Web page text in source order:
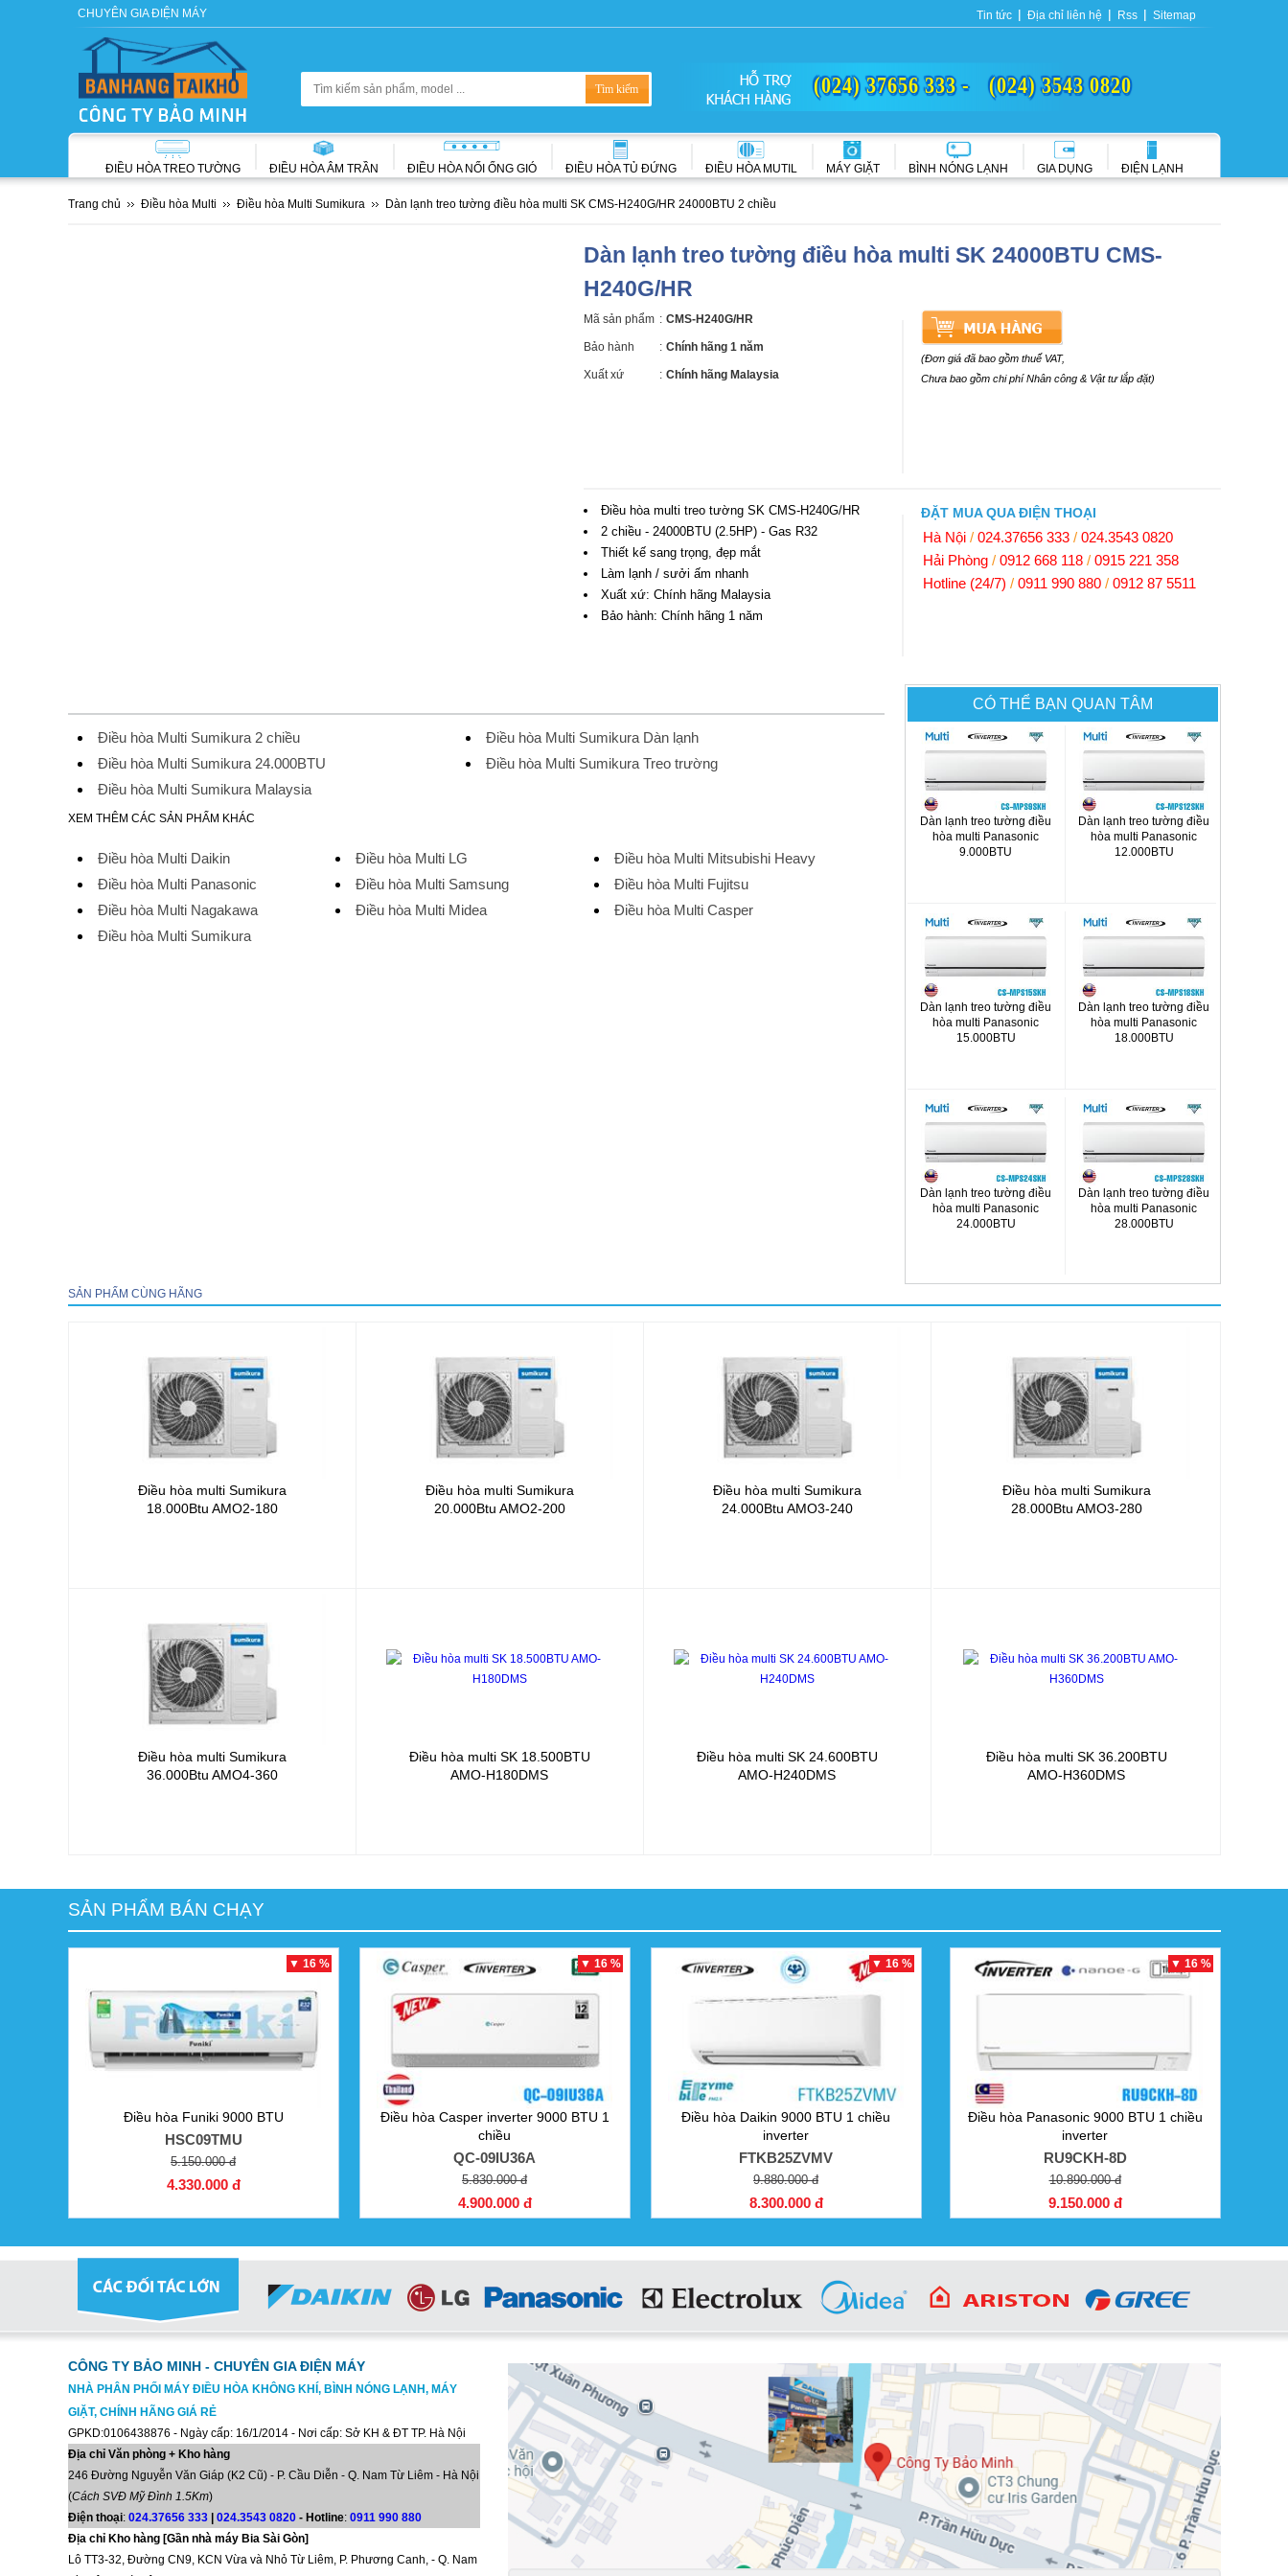
CHUYÊN GIA ĐIỆN MÁY Tin tức Địa chỉ liên hệ Rss Sitemap
(024) 37656 333 - (024) 3543 0820
ĐIỀU HÒA TREO TƯỜNG ĐIỀU HÒA ÂM TRẦN ĐIỀU HÒA NỐI ỐNG GIÓ ĐIỀU HÒA TỦ ĐỨNG ĐIỀU HÒA MUTIL MÁY GIẶT BÌNH NÓNG LẠNH GIA DỤNG ĐIỆN LẠNH
Trang chủ Điều hòa Multi Điều hòa Multi Sumikura Dàn lạnh treo tường điều hòa multi SK CMS-H240G/HR 24000BTU 2 chiều
Dàn lạnh treo tường điều hòa multi SK 24000BTU CMS-
H240G/HR
Mã sản phẩm : CMS-H240G/HR
Bảo hành : Chính hãng 1 năm
Xuất xứ : Chính hãng Malaysia
(Đơn giá đã bao gồm thuế VAT,
Chưa bao gồm chi phí Nhân công & Vật tư lắp đặt)
Điều hòa multi treo tường SK CMS-H240G/HR
2 chiều - 24000BTU (2.5HP) - Gas R32
Thiết kế sang trọng, đẹp mắt
Làm lạnh / sưởi ấm nhanh
Xuất xứ: Chính hãng Malaysia
Bảo hành: Chính hãng 1 năm
ĐẶT MUA QUA ĐIỆN THOẠI
Hà Nội / 024.37656 333 / 024.3543 0820
Hải Phòng / 0912 668 118 / 0915 221 358
Hotline (24/7) / 0911 990 880 / 0912 87 5511
Điều hòa Multi Sumikura 2 chiều
Điều hòa Multi Sumikura Dàn lạnh
Điều hòa Multi Sumikura 24.000BTU
Điều hòa Multi Sumikura Treo trường
Điều hòa Multi Sumikura Malaysia
XEM THÊM CÁC SẢN PHẨM KHÁC
Điều hòa Multi Daikin Điều hòa Multi LG
Điều hòa Multi Mitsubishi Heavy
Điều hòa Multi Panasonic
Điều hòa Multi Samsung
Điều hòa Multi Fujitsu
Điều hòa Multi Nagakawa
Điều hòa Multi Midea
Điều hòa Multi Casper
Điều hòa Multi Sumikura
CÓ THỂ BẠN QUAN TÂM
Dàn lạnh treo tường điều
hòa multi Panasonic
9.000BTU
Dàn lạnh treo tường điều
hòa multi Panasonic
12.000BTU
Dàn lạnh treo tường điều
hòa multi Panasonic
15.000BTU
Dàn lạnh treo tường điều
hòa multi Panasonic
18.000BTU
Dàn lạnh treo tường điều
hòa multi Panasonic
24.000BTU
Dàn lạnh treo tường điều
hòa multi Panasonic
28.000BTU
SẢN PHẨM CÙNG HÃNG
Điều hòa multi Sumikura
18.000Btu AMO2-180
Điều hòa multi Sumikura
20.000Btu AMO2-200
Điều hòa multi Sumikura
24.000Btu AMO3-240
Điều hòa multi Sumikura
28.000Btu AMO3-280
Điều hòa multi Sumikura
36.000Btu AMO4-360
Điều hòa multi SK 18.500BTU
AMO-H180DMS
Điều hòa multi SK 24.600BTU
AMO-H240DMS
Điều hòa multi SK 36.200BTU
AMO-H360DMS
SẢN PHẨM BÁN CHẠY
▼ 16 %
Điều hòa Funiki 9000 BTU
HSC09TMU
5.150.000 đ
4.330.000 đ
▼ 16 %
Điều hòa Casper inverter 9000 BTU 1
chiều
QC-09IU36A
5.830.000 đ
4.900.000 đ
▼ 16 %
Điều hòa Daikin 9000 BTU 1 chiều
inverter
FTKB25ZVMV
9.880.000 đ
8.300.000 đ
▼ 16 %
Điều hòa Panasonic 9000 BTU 1 chiều
inverter
RU9CKH-8D
10.890.000 đ
9.150.000 đ
CÔNG TY BẢO MINH - CHUYÊN GIA ĐIỆN MÁY
NHÀ PHÂN PHỐI MÁY ĐIỀU HÒA KHÔNG KHÍ, BÌNH NÓNG LẠNH, MÁY
GIẶT, CHÍNH HÃNG GIÁ RẺ
GPKD:0106438876 - Ngày cấp: 16/1/2014 - Nơi cấp: Sở KH & ĐT TP. Hà Nội
Địa chỉ Văn phòng + Kho hàng
246 Đường Nguyễn Văn Giáp (K2 Cũ) - P. Cầu Diễn - Q. Nam Từ Liêm - Hà Nội
(Cách SVĐ Mỹ Đình 1.5Km)
Điện thoại: 024.37656 333| 024.3543 0820 - Hotline: 0911 990 880
Địa chỉ Kho hàng [Gần nhà máy Bia Sài Gòn]
Lô TT3-32, Đường CN9, KCN Vừa và Nhỏ Từ Liêm, P. Phương Canh, - Q. Nam